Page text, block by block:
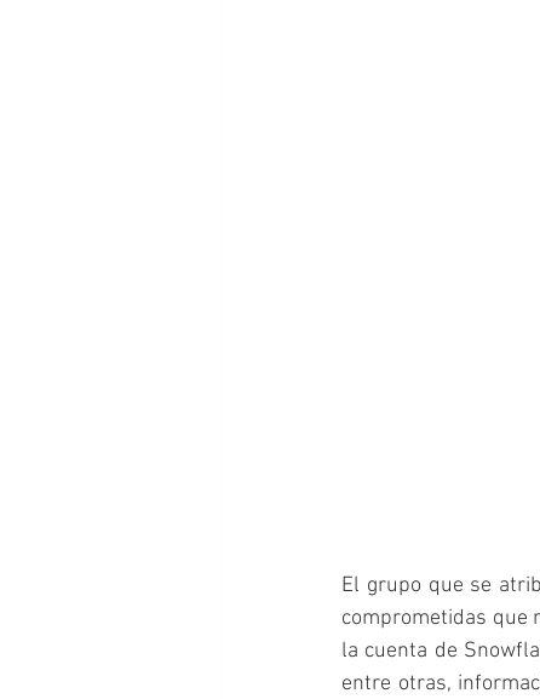
El grupo que se
comprometidas que
la cuenta de
entre otras,